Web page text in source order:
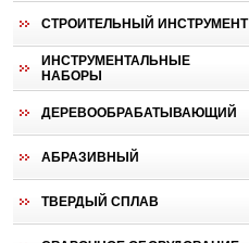
СТРОИТЕЛЬНЫЙ ИНСТРУМЕНТ
ИНСТРУМЕНТАЛЬНЫЕ
НАБОРЫ
ДЕРЕВООБРАБАТЫВАЮЩИЙ
АБРАЗИВНЫЙ
ТВЕРДЫЙ СПЛАВ